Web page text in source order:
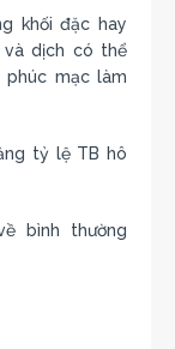
khối đặc hay
và dịch có thể
mạc làm
tỷ lệ TB hô
bình thường